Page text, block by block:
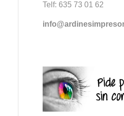
Telf: 635 73 01 62